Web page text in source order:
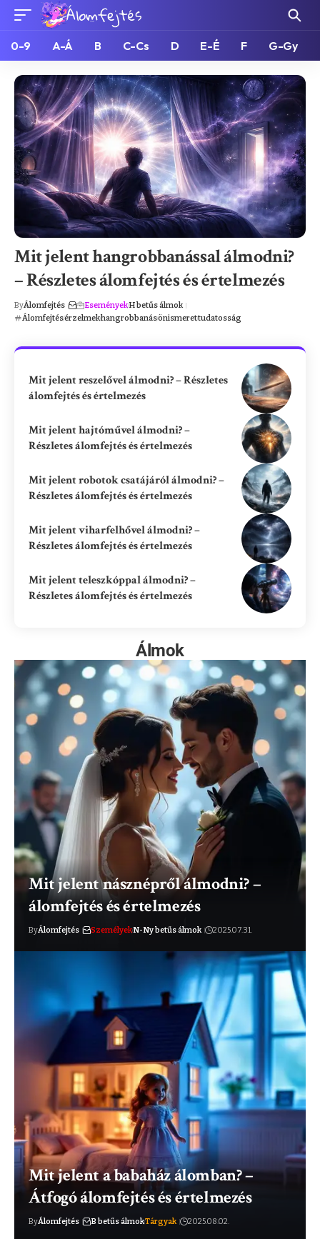
0-9 A-Á B C-Cs D E-É F G-Gy
Mit jelent hangrobbanással álmodni?
– Részletes álomfejtés és értelmezés
ByÁlomfejtés EseményekH betűs álmok
Álomfejtésérzelmekhangrobbanásönismerettudatosság
Mit jelent reszelővel álmodni? – Részletes
álomfejtés és értelmezés
Mit jelent hajtóművel álmodni? –
Részletes álomfejtés és értelmezés
Mit jelent robotok csatájáról álmodni? –
Részletes álomfejtés és értelmezés
Mit jelent viharfelhővel álmodni? –
Részletes álomfejtés és értelmezés
Mit jelent teleszkóppal álmodni? –
Részletes álomfejtés és értelmezés
Álmok
Mit jelent násznépről álmodni? –
álomfejtés és értelmezés
ByÁlomfejtés SzemélyekN-Ny betűs álmok 2025.07.31.
Mit jelent a babaház álomban? –
Átfogó álomfejtés és értelmezés
ByÁlomfejtés B betűs álmokTárgyak 2025.08.02.